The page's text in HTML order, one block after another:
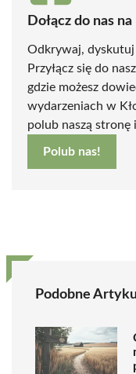
Dołącz do nas
Odkrywaj, dyskutuj
Przyłącz się do
gdzie możesz
wydarzeniach w
polub naszą stronę
Polub nas!
Podobne